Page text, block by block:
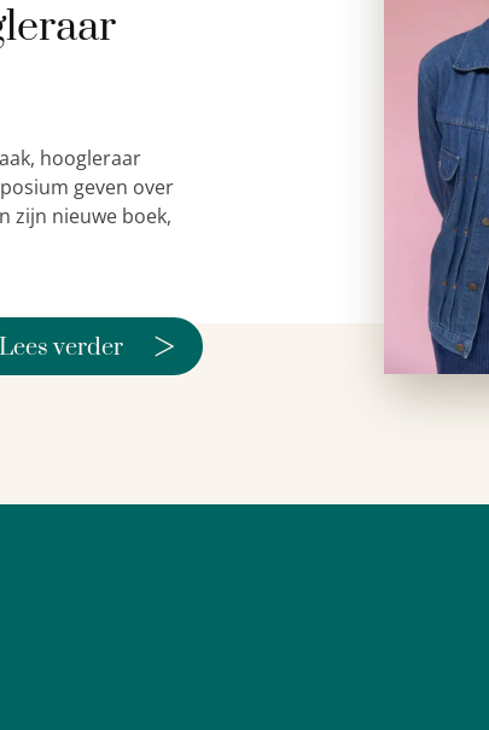
hoogleraar
geven over
zijn nieuwe boek,
Lees verder >